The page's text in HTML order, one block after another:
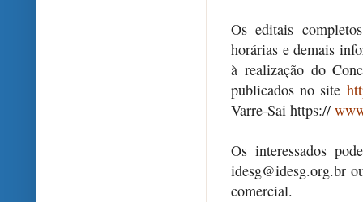
Os editais
horárias e demais
à realização do
publicados no site
Varre-Sai https://
Os interessados
idesg@idesg.org.br
comercial.